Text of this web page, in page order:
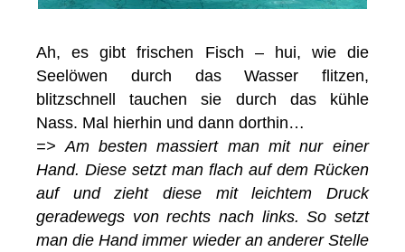
Ah, es gibt frischen Fisch – hui, wie die
Seelöwen durch das Wasser flitzen,
blitzschnell tauchen sie durch das kühle
Nass. Mal hierhin und dann dorthin…
=> Am besten massiert man mit nur einer
Hand. Diese setzt man flach auf dem Rücken
auf und zieht diese mit leichtem Druck
geradewegs von rechts nach links. So setzt
man die Hand immer wieder an anderer Stelle